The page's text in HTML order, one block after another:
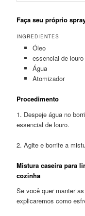
Faça seu próprio
INGREDIENTES
Óleo
essencial de louro
Água
Atomizador
Procedimento
1. Despeje água no
essencial de louro.
2. Agite e borrife a
Mistura caseira para
cozinha
Se você quer manter
explicaremos como